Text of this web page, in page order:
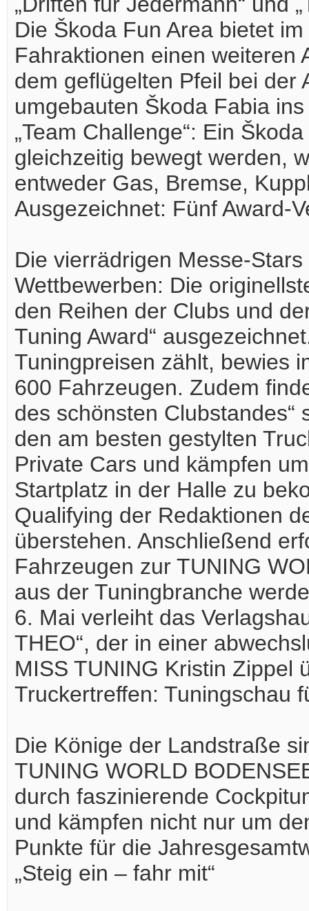
Die Škoda Fun Area bietet
Fahraktionen einen weiteren
dem geflügelten Pfeil bei der
umgebauten Škoda Fabia
„Team Challenge“: Ein
gleichzeitig bewegt werden,
entweder Gas, Bremse,
Ausgezeichnet: Fünf Award-
Die vierrädrigen Messe-
Wettbewerben: Die
den Reihen der Clubs und
Tuning Award“
Tuningpreisen zählt, bewies
600 Fahrzeugen. Zudem
des schönsten Clubstandes“
den am besten gestylten
Private Cars und kämpfen
Startplatz in der Halle zu
Qualifying der Redaktionen
überstehen. Anschließend
Fahrzeugen zur TUNING
aus der Tuningbranche
6. Mai verleiht das
THEO“, der in einer
MISS TUNING Kristin Zippel
Truckertreffen: Tuningschau
Die Könige der Landstraße
TUNING WORLD
durch faszinierende
und kämpfen nicht nur um
Punkte für die
„Steig ein – fahr mit“